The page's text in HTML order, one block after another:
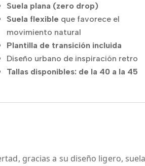
Suela plana (zero drop)
Suela flexible que favorece el
movimiento natural
Plantilla de transición incluida
Diseño urbano de inspiración retro
Tallas disponibles: de la 40 a la 45
gracias a su diseño ligero,